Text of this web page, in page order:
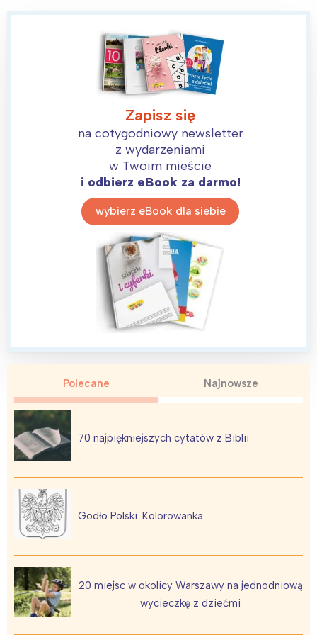
Zapisz się
na cotygodniowy newsletter
z wydarzeniami
w Twoim mieście
i odbierz eBook za darmo!
wybierz eBook dla siebie
Polecane Najnowsze
70 najpiękniejszych cytatów z Biblii
Godło Polski. Kolorowanka
20 miejsc w okolicy Warszawy na jednodniową
wycieczkę z dziećmi
Interesują mnie wydarzenia z
Warszawa
Łódź
Trójmiasto
Poznań
Kraków
Wybieram